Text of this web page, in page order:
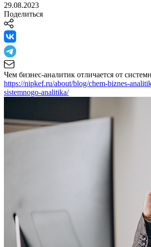
29.08.2023
Поделиться
Чем бизнес-аналитик отличается от
https://nipkef.ru/about/blog/chem-biznes-
sistemnogo-analitika/